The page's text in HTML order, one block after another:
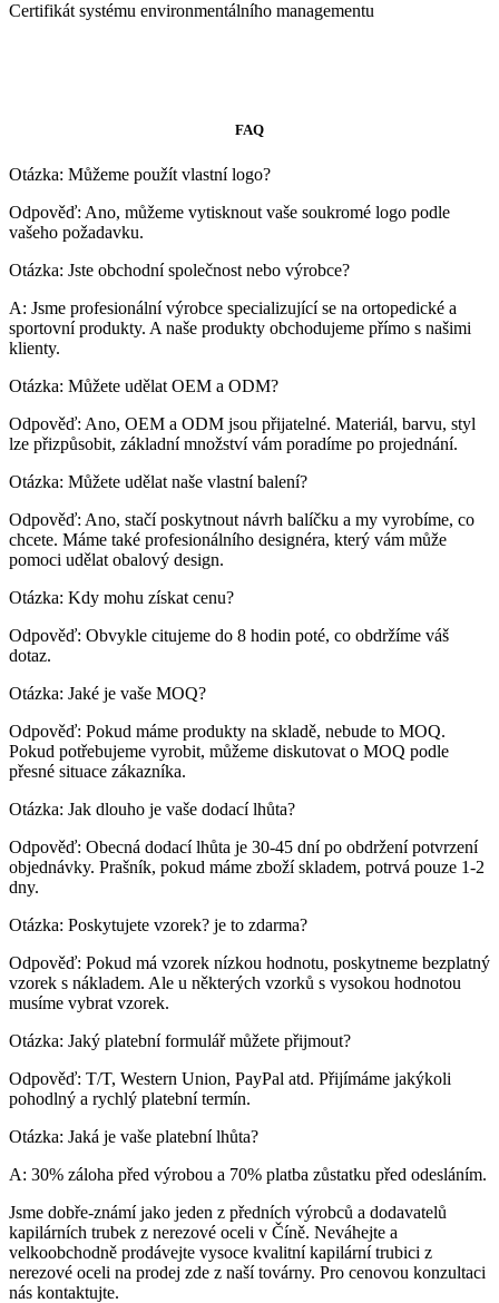
Certifikát systému environmentálního managementu
FAQ
Otázka: Můžeme použít vlastní logo?
Odpověď: Ano, můžeme vytisknout vaše soukromé logo podle
vašeho požadavku.
Otázka: Jste obchodní společnost nebo výrobce?
A: Jsme profesionální výrobce specializující se na ortopedické a
sportovní produkty. A naše produkty obchodujeme přímo s našimi
klienty.
Otázka: Můžete udělat OEM a ODM?
Odpověď: Ano, OEM a ODM jsou přijatelné. Materiál, barvu, styl
lze přizpůsobit, základní množství vám poradíme po projednání.
Otázka: Můžete udělat naše vlastní balení?
Odpověď: Ano, stačí poskytnout návrh balíčku a my vyrobíme, co
chcete. Máme také profesionálního designéra, který vám může
pomoci udělat obalový design.
Otázka: Kdy mohu získat cenu?
Odpověď: Obvykle citujeme do 8 hodin poté, co obdržíme váš
dotaz.
Otázka: Jaké je vaše MOQ?
Odpověď: Pokud máme produkty na skladě, nebude to MOQ.
Pokud potřebujeme vyrobit, můžeme diskutovat o MOQ podle
přesné situace zákazníka.
Otázka: Jak dlouho je vaše dodací lhůta?
Odpověď: Obecná dodací lhůta je 30-45 dní po obdržení potvrzení
objednávky. Prašník, pokud máme zboží skladem, potrvá pouze 1-2
dny.
Otázka: Poskytujete vzorek? je to zdarma?
Odpověď: Pokud má vzorek nízkou hodnotu, poskytneme bezplatný
vzorek s nákladem. Ale u některých vzorků s vysokou hodnotou
musíme vybrat vzorek.
Otázka: Jaký platební formulář můžete přijmout?
Odpověď: T/T, Western Union, PayPal atd. Přijímáme jakýkoli
pohodlný a rychlý platební termín.
Otázka: Jaká je vaše platební lhůta?
A: 30% záloha před výrobou a 70% platba zůstatku před odesláním.
Jsme dobře-známí jako jeden z předních výrobců a dodavatelů
kapilárních trubek z nerezové oceli v Číně. Neváhejte a
velkoobchodně prodávejte vysoce kvalitní kapilární trubici z
nerezové oceli na prodej zde z naší továrny. Pro cenovou konzultaci
nás kontaktujte.